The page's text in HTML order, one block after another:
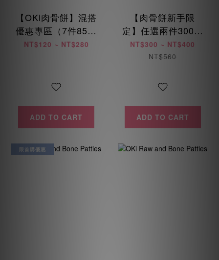
【OKi肉骨餅】混搭
優惠專區（7件85折
/ 14件8折 / 28件75
NT$120 ~ NT$280
ADD TO CART
【肉骨餅新手限
定】任選兩件300元
起 (每位會員限購乙
次)
NT$300 ~ NT$400
NT$560
ADD TO CART
限首購優惠